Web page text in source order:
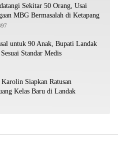
Sekitar 50 Orang, Usai
MBG Bermasalah di Ketapang
untuk 90 Anak, Bupati Landak
Standar Medis
Siapkan Ratusan
Kelas Baru di Landak